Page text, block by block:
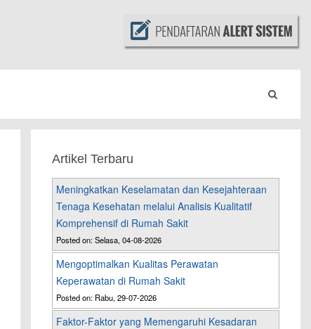
Artikel Terbaru
Meningkatkan Keselamatan dan Kesejahteraan
Tenaga Kesehatan melalui Analisis Kualitatif
Komprehensif di Rumah Sakit
Posted on: Selasa, 04-08-2026
Mengoptimalkan Kualitas Perawatan
Keperawatan di Rumah Sakit
Posted on: Rabu, 29-07-2026
Faktor-Faktor yang Memengaruhi Kesadaran